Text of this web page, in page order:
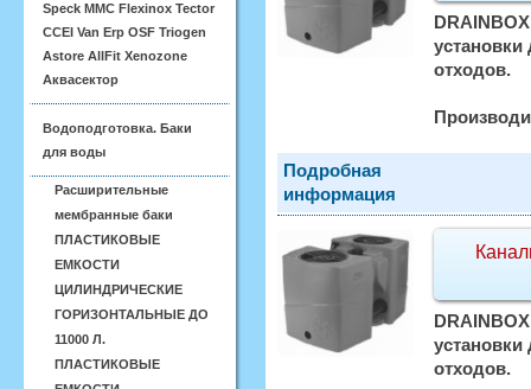
Speck MMC Flexinox Tector
CCEI Van Erp OSF Triogen
Astore AllFit Xenozone
Аквасектор
Водоподготовка. Баки
для воды
Расширительные
мембранные баки
ПЛАСТИКОВЫЕ
ЕМКОСТИ
ЦИЛИНДРИЧЕСКИЕ
ГОРИЗОНТАЛЬНЫЕ ДО
11000 Л.
ПЛАСТИКОВЫЕ
отходов.
Подробная
информация
отходов.